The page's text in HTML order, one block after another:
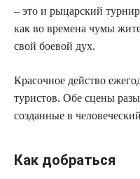
– это и рыцарский
как во времена чумы
свой боевой дух.
Красочное действо
туристов. Обе сцены
созданные в
Как добраться